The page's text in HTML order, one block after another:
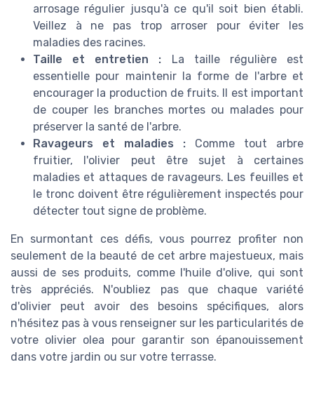
arrosage régulier jusqu'à ce qu'il soit bien établi.
Veillez à ne pas trop arroser pour éviter les
maladies des racines.
Taille et entretien : La taille régulière est
essentielle pour maintenir la forme de l'arbre et
encourager la production de fruits. Il est important
de couper les branches mortes ou malades pour
préserver la santé de l'arbre.
Ravageurs et maladies : Comme tout arbre
fruitier, l'olivier peut être sujet à certaines
maladies et attaques de ravageurs. Les feuilles et
le tronc doivent être régulièrement inspectés pour
détecter tout signe de problème.
En surmontant ces défis, vous pourrez profiter non
seulement de la beauté de cet arbre majestueux, mais
aussi de ses produits, comme l'huile d'olive, qui sont
très appréciés. N'oubliez pas que chaque variété
d'olivier peut avoir des besoins spécifiques, alors
n'hésitez pas à vous renseigner sur les particularités de
votre olivier olea pour garantir son épanouissement
dans votre jardin ou sur votre terrasse.